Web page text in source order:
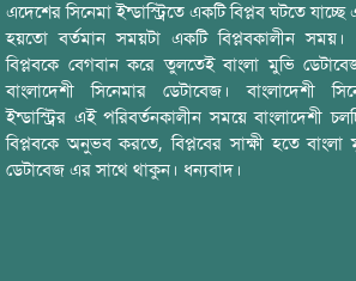
এদেশের সিনেমা ইন্ডাস্ট্রিতে একটি বিপ্লব ঘটতে যাচ্ছে
হয়তো বর্তমান সময়টা একটি বিপ্লবকালীন
বিপ্লবকে বেগবান করে তুলতেই বাংলা মুভি
বাংলাদেশী সিনেমার ডেটাবেজ। বাংলাদেশী
ইন্ডাস্ট্রির এই পরিবর্তনকালীন সময়ে বাংলাদেশী
বিপ্লবকে অনুভব করতে, বিপ্লবের সাক্ষী হতে বাংলা
ডেটাবেজ এর সাথে থাকুন। ধন্যবাদ।